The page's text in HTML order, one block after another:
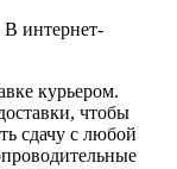
интернет-
курьером.
чтобы
сдачу с любой